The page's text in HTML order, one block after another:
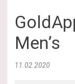
Men’s
11.02.2020